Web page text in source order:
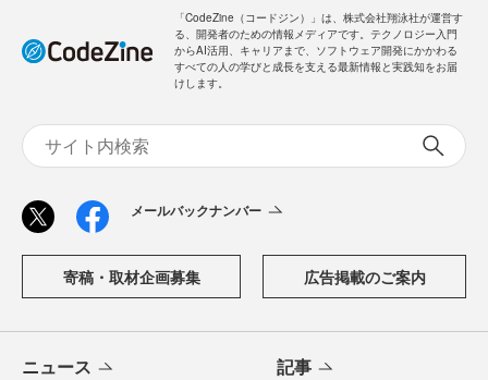
「CodeZine（コードジン）」は、株式会社翔泳社が運営す
る、開発者のための情報メディアです。テクノロジー入門
からAI活用、キャリアまで、ソフトウェア開発にかかわる
すべての人の学びと成長を支える最新情報と実践知をお届
けします。
メールバックナンバー
寄稿・取材企画募集 広告掲載のご案内
ニュース 記事